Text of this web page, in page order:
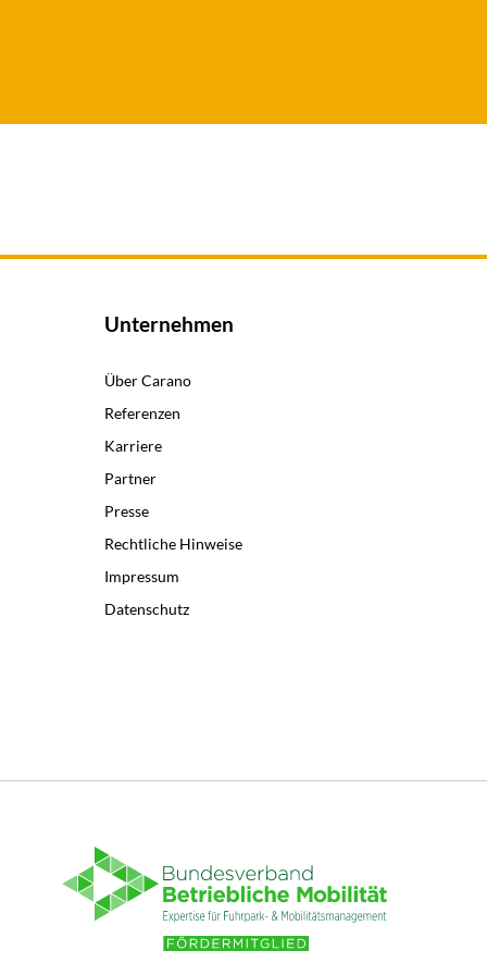
Unternehmen
Über Carano
Referenzen
Karriere
Partner
Presse
Rechtliche Hinweise
Impressum
Datenschutz